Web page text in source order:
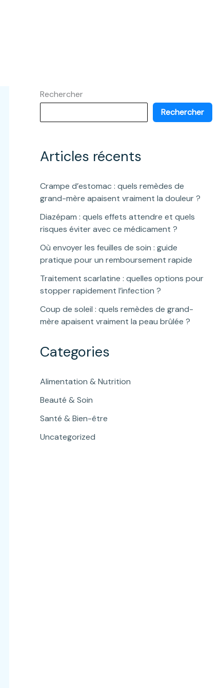
Rechercher
Rechercher
Articles récents
Crampe d’estomac : quels remèdes de
grand-mère apaisent vraiment la douleur ?
Diazépam : quels effets attendre et quels
risques éviter avec ce médicament ?
Où envoyer les feuilles de soin : guide
pratique pour un remboursement rapide
Traitement scarlatine : quelles options pour
stopper rapidement l’infection ?
Coup de soleil : quels remèdes de grand-
mère apaisent vraiment la peau brûlée ?
Categories
Alimentation & Nutrition
Beauté & Soin
Santé & Bien-être
Uncategorized